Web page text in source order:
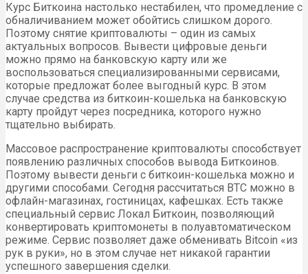
Курс Биткоина настолько нестабилен, что промедление с
обналичиванием может обойтись слишком дорого.
Поэтому снятие криптовалюты – один из самых
актуальных вопросов. Вывести цифровые деньги
можно прямо на банковскую карту или же
воспользоваться специализированными сервисами,
которые предложат более выгодный курс. В этом
случае средства из биткоин-кошелька на банковскую
карту пройдут через посредника, которого нужно
тщательно выбирать.
Массовое распространение криптовалюты способствует
появлению различных способов вывода Биткоинов.
Поэтому вывести деньги с биткоин-кошелька можно и
другими способами. Сегодня рассчитаться BTC можно в
офлайн-магазинах, гостиницах, кафешках. Есть также
специальный сервис Локал Биткоин, позволяющий
конвертировать криптомонеты в полуавтоматическом
режиме. Сервис позволяет даже обменивать Bitcoin «из
рук в руки», но в этом случае нет никакой гарантии
успешного завершения сделки.